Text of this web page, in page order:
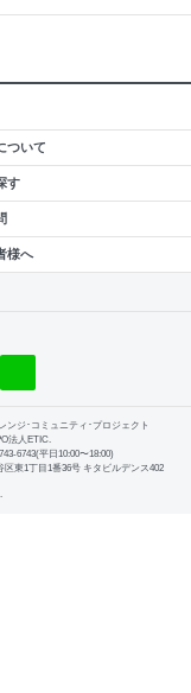
ついて
す
様へ
ンジ･コミュニティ･プロジェクト
法人ETIC.
6743(平日10:00〜18:00)
区東1丁目1番36号 キタビルデンス402